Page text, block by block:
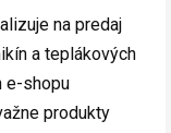
na predaj
a teplákových
e-shopu
produkty